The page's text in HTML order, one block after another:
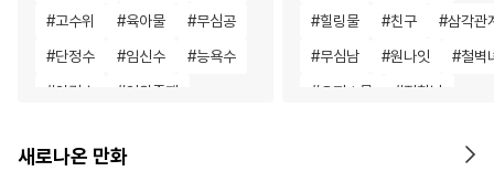
#고수위 #육아물 #무심공
#단정수 #임신수 #능욕수
#안경수 #인외존재
#사제관계
#힐링물 #친구 #삼각관
#무심남 #원나잇 #철벽
#오피스물 #집착남
능글
새로나온 만화